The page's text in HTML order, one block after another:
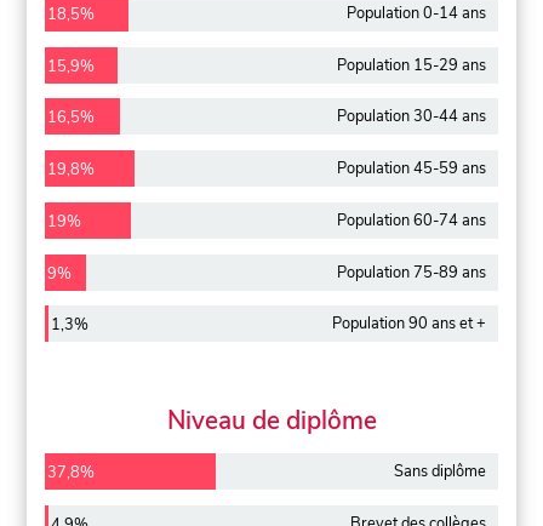
18,5% Population 0-14 ans
15,9% Population 15-29 ans
16,5% Population 30-44 ans
19,8% Population 45-59 ans
19% Population 60-74 ans
9% Population 75-89 ans
1,3% Population 90 ans et +
Niveau de diplôme
37,8% Sans diplôme